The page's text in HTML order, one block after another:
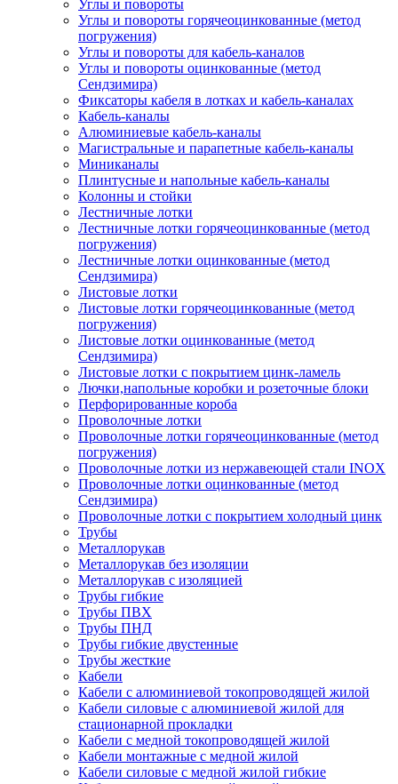
Углы и повороты
Углы и повороты горячеоцинкованные (метод
погружения)
Углы и повороты для кабель-каналов
Углы и повороты оцинкованные (метод
Сендзимира)
Фиксаторы кабеля в лотках и кабель-каналах
Кабель-каналы
Алюминиевые кабель-каналы
Магистральные и парапетные кабель-каналы
Миниканалы
Плинтусные и напольные кабель-каналы
Колонны и стойки
Лестничные лотки
Лестничные лотки горячеоцинкованные (метод
погружения)
Лестничные лотки оцинкованные (метод
Сендзимира)
Листовые лотки
Листовые лотки горячеоцинкованные (метод
погружения)
Листовые лотки оцинкованные (метод
Сендзимира)
Листовые лотки с покрытием цинк-ламель
Лючки,напольные коробки и розеточные блоки
Перфорированные короба
Проволочные лотки
Проволочные лотки горячеоцинкованные (метод
погружения)
Проволочные лотки из нержавеющей стали INOX
Проволочные лотки оцинкованные (метод
Сендзимира)
Проволочные лотки с покрытием холодный цинк
Трубы
Металлорукав
Металлорукав без изоляции
Металлорукав с изоляцией
Трубы гибкие
Трубы ПВХ
Трубы ПНД
Трубы гибкие двустенные
Трубы жесткие
Кабели
Кабели с алюминиевой токопроводящей жилой
Кабели силовые с алюминиевой жилой для
стационарной прокладки
Кабели с медной токопроводящей жилой
Кабели монтажные с медной жилой
Кабели силовые с медной жилой гибкие